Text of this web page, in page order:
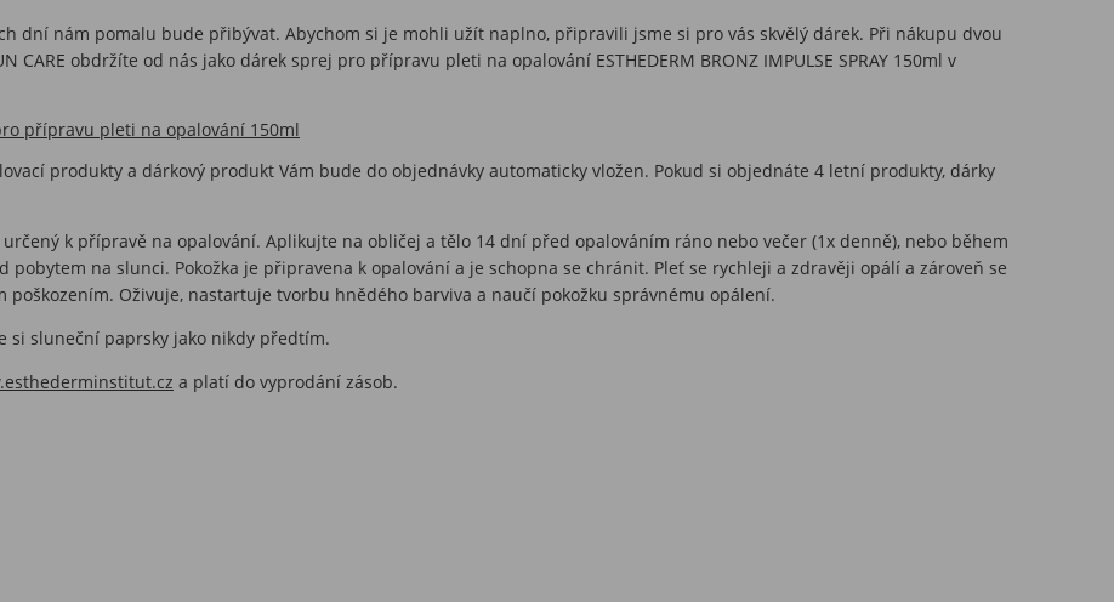
dní nám pomalu bude přibývat. Abychom si je mohli užít naplno, připravili jsme si pro vás skvělý dárek. Při nákupu dvou
CARE obdržíte od nás jako dárek sprej pro přípravu pleti na opalování ESTHEDERM BRONZ IMPULSE SPRAY 150ml v
pro přípravu pleti na opalování 150ml
produkty a dárkový produkt Vám bude do objednávky automaticky vložen. Pokud si objednáte 4 letní produkty, dárky
k přípravě na opalování. Aplikujte na obličej a tělo 14 dní před opalováním ráno nebo večer (1x denně), nebo během
na slunci. Pokožka je připravena k opalování a je schopna se chránit. Pleť se rychleji a zdravěji opálí a zároveň se
Oživuje, nastartuje tvorbu hnědého barviva a naučí pokožku správnému opálení.
si sluneční paprsky jako nikdy předtím.
a platí do vyprodání zásob.